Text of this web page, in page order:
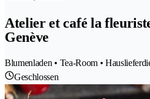
Atelier et café la
Genève
Blumenladen • Tea-Room •
Geschlossen